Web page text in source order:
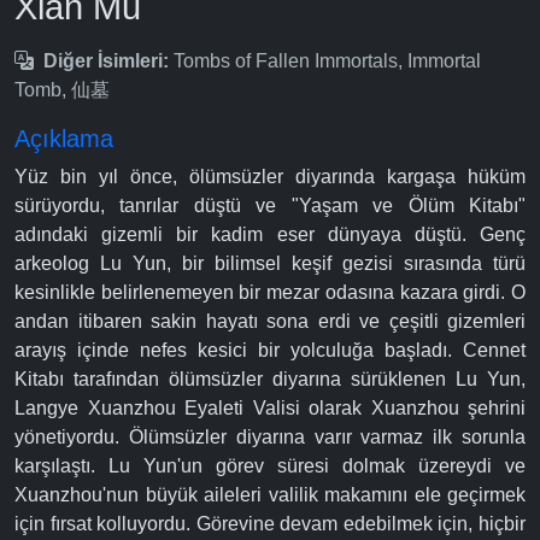
Diğer İsimleri: Tombs of Fallen Immortals, Immortal
Tomb, 仙墓
Açıklama
Yüz bin yıl önce, ölümsüzler diyarında kargaşa hüküm
sürüyordu, tanrılar düştü ve "Yaşam ve Ölüm Kitabı"
adındaki gizemli bir kadim eser dünyaya düştü. Genç
arkeolog Lu Yun, bir bilimsel keşif gezisi sırasında türü
kesinlikle belirlenemeyen bir mezar odasına kazara girdi. O
andan itibaren sakin hayatı sona erdi ve çeşitli gizemleri
arayış içinde nefes kesici bir yolculuğa başladı. Cennet
Kitabı tarafından ölümsüzler diyarına sürüklenen Lu Yun,
Langye Xuanzhou Eyaleti Valisi olarak Xuanzhou şehrini
yönetiyordu. Ölümsüzler diyarına varır varmaz ilk sorunla
karşılaştı. Lu Yun'un görev süresi dolmak üzereydi ve
Xuanzhou'nun büyük aileleri valilik makamını ele geçirmek
için fırsat kolluyordu. Görevine devam edebilmek için, hiçbir